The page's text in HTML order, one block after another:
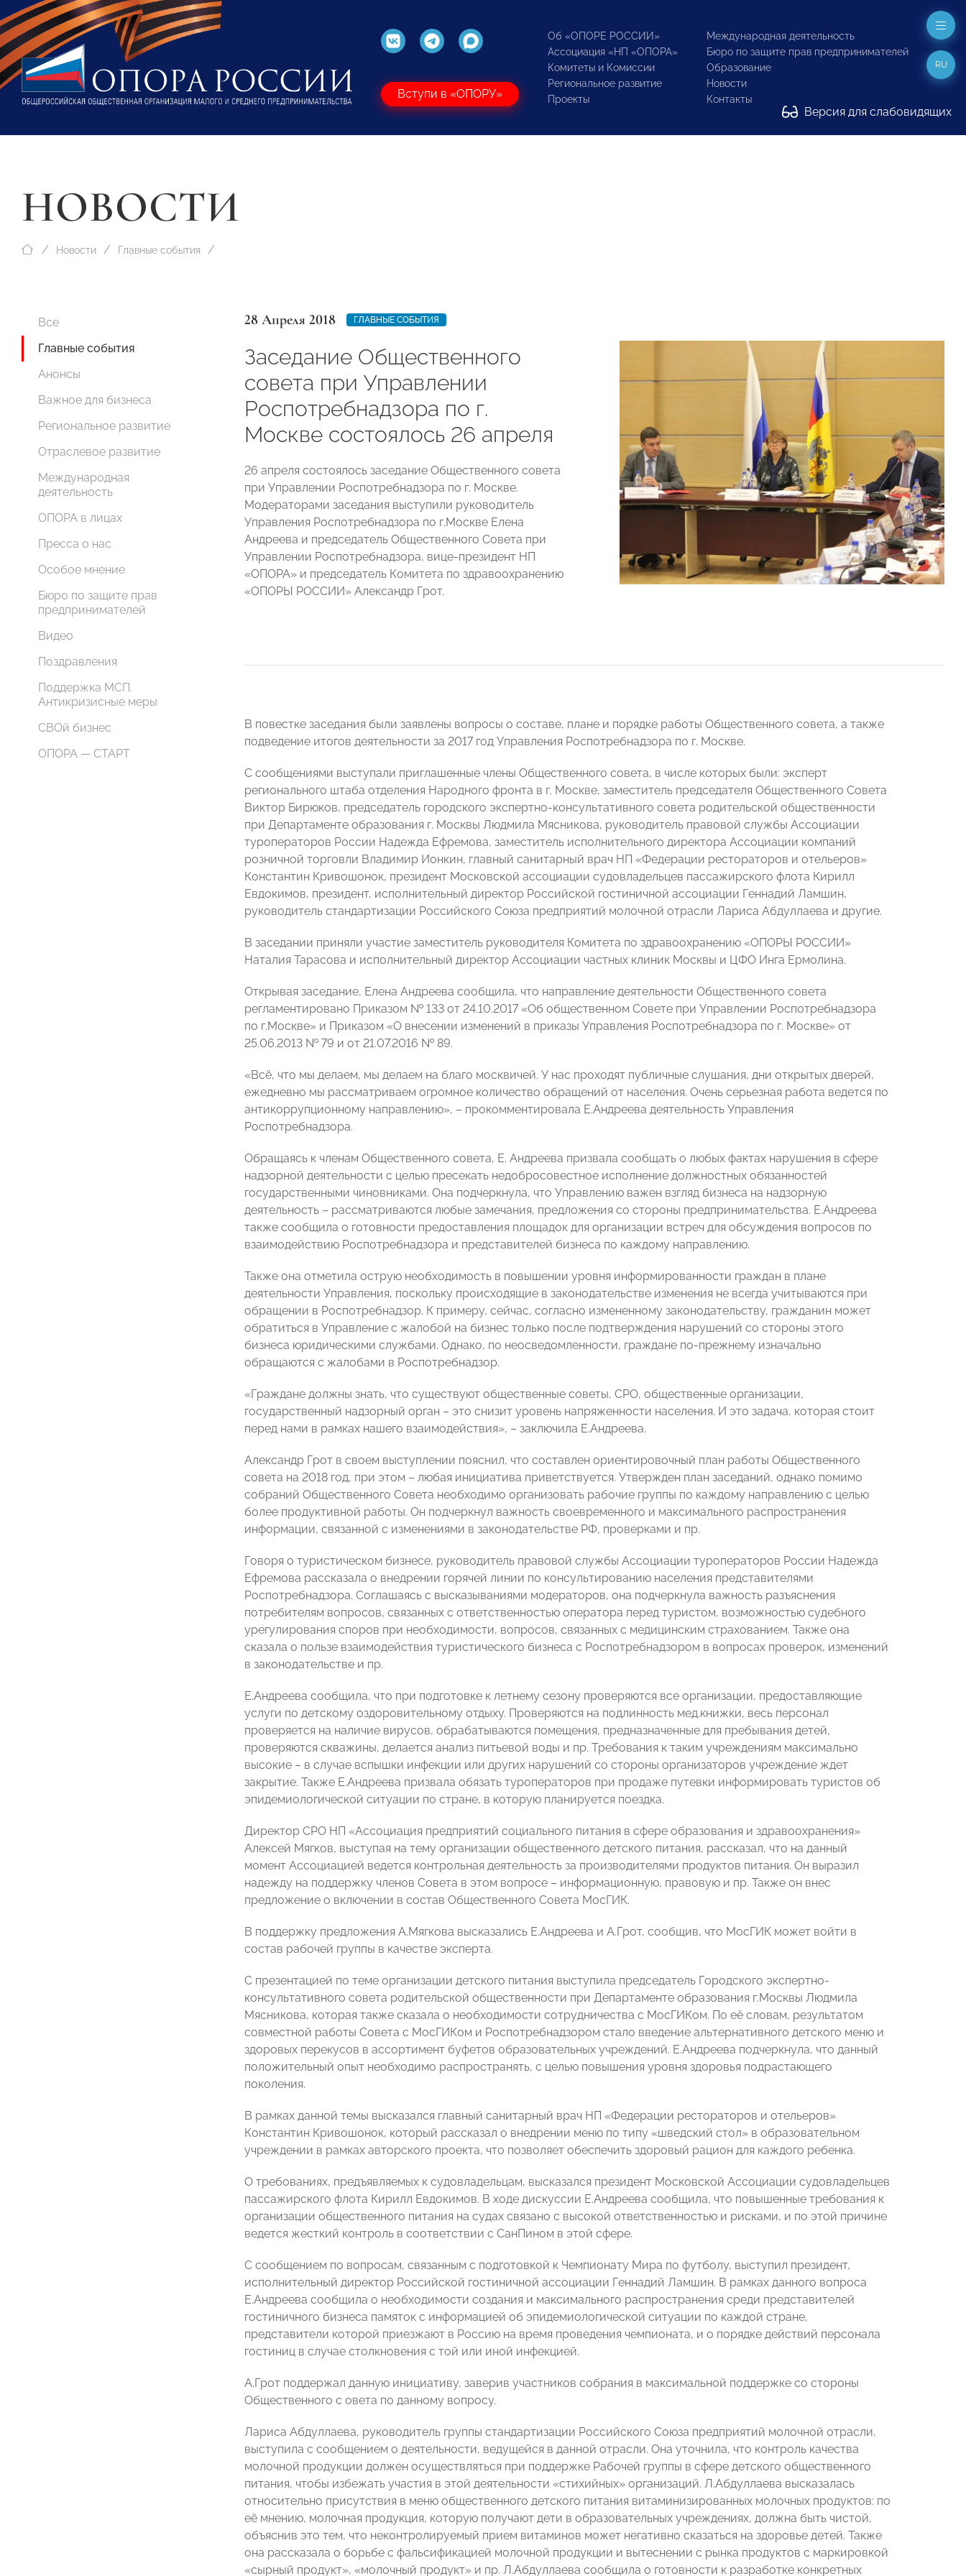
Вступи в «ОПОРУ»
Об «ОПОРЕ РОССИИ»
Ассоциация «НП «ОПОРА»
Комитеты и Комиссии
Региональное развитие
Проекты
Международная деятельность
Бюро по защите прав предпринимателей
Образование
Новости
Контакты
Версия для слабовидящих
RU
НОВОСТИ
Новости Главные события
Все
Главные события
Анонсы
Важное для бизнеса
Региональное развитие
Отраслевое развитие
Международная
деятельность
ОПОРА в лицах
Пресса о нас
Особое мнение
Бюро по защите прав
предпринимателей
Видео
Поздравления
Поддержка МСП.
Антикризисные меры
СВОй бизнес
ОПОРА — СТАРТ
28 Апреля 2018 ГЛАВНЫЕ СОБЫТИЯ
Заседание Общественного
совета при Управлении
Роспотребнадзора по г.
Москве состоялось 26 апреля
26 апреля состоялось заседание Общественного совета
при Управлении Роспотребнадзора по г. Москве.
Модераторами заседания выступили руководитель
Управления Роспотребнадзора по г.Москве Елена
Андреева и председатель Общественного Совета при
Управлении Роспотребнадзора, вице-президент НП
«ОПОРА» и председатель Комитета по здравоохранению
«ОПОРЫ РОССИИ» Александр Грот.
В повестке заседания были заявлены вопросы о составе, плане и порядке работы Общественного совета, а также
подведение итогов деятельности за 2017 год Управления Роспотребнадзора по г. Москве.
С сообщениями выступали приглашенные члены Общественного совета, в числе которых были: эксперт
регионального штаба отделения Народного фронта в г. Москве, заместитель председателя Общественного Совета
Виктор Бирюков, председатель городского экспертно-консультативного совета родительской общественности
при Департаменте образования г. Москвы Людмила Мясникова, руководитель правовой службы Ассоциации
туроператоров России Надежда Ефремова, заместитель исполнительного директора Ассоциации компаний
розничной торговли Владимир Ионкин, главный санитарный врач НП «Федерации рестораторов и отельеров»
Константин Кривошонок, президент Московской ассоциации судовладельцев пассажирского флота Кирилл
Евдокимов, президент, исполнительный директор Российской гостиничной ассоциации Геннадий Ламшин,
руководитель стандартизации Российского Союза предприятий молочной отрасли Лариса Абдуллаева и другие.
В заседании приняли участие заместитель руководителя Комитета по здравоохранению «ОПОРЫ РОССИИ»
Наталия Тарасова и исполнительный директор Ассоциации частных клиник Москвы и ЦФО Инга Ермолина.
Открывая заседание, Елена Андреева сообщила, что направление деятельности Общественного совета
регламентировано Приказом № 133 от 24.10.2017 «Об общественном Совете при Управлении Роспотребнадзора
по г.Москве» и Приказом «О внесении изменений в приказы Управления Роспотребнадзора по г. Москве» от
25.06.2013 № 79 и от 21.07.2016 № 89.
«Всё, что мы делаем, мы делаем на благо москвичей. У нас проходят публичные слушания, дни открытых дверей,
ежедневно мы рассматриваем огромное количество обращений от населения. Очень серьезная работа ведется по
антикоррупционному направлению», – прокомментировала Е.Андреева деятельность Управления
Роспотребнадзора.
Обращаясь к членам Общественного совета, Е. Андреева призвала сообщать о любых фактах нарушения в сфере
надзорной деятельности с целью пресекать недобросовестное исполнение должностных обязанностей
государственными чиновниками. Она подчеркнула, что Управлению важен взгляд бизнеса на надзорную
деятельность – рассматриваются любые замечания, предложения со стороны предпринимательства. Е.Андреева
также сообщила о готовности предоставления площадок для организации встреч для обсуждения вопросов по
взаимодействию Роспотребнадзора и представителей бизнеса по каждому направлению.
Также она отметила острую необходимость в повышении уровня информированности граждан в плане
деятельности Управления, поскольку происходящие в законодательстве изменения не всегда учитываются при
обращении в Роспотребнадзор. К примеру, сейчас, согласно измененному законодательству, гражданин может
обратиться в Управление с жалобой на бизнес только после подтверждения нарушений со стороны этого
бизнеса юридическими службами. Однако, по неосведомленности, граждане по-прежнему изначально
обращаются с жалобами в Роспотребнадзор.
«Граждане должны знать, что существуют общественные советы, СРО, общественные организации,
государственный надзорный орган – это снизит уровень напряженности населения. И это задача, которая стоит
перед нами в рамках нашего взаимодействия», – заключила Е.Андреева.
Александр Грот в своем выступлении пояснил, что составлен ориентировочный план работы Общественного
совета на 2018 год, при этом – любая инициатива приветствуется. Утвержден план заседаний, однако помимо
собраний Общественного Совета необходимо организовать рабочие группы по каждому направлению с целью
более продуктивной работы. Он подчеркнул важность своевременного и максимального распространения
информации, связанной с изменениями в законодательстве РФ, проверками и пр.
Говоря о туристическом бизнесе, руководитель правовой службы Ассоциации туроператоров России Надежда
Ефремова рассказала о внедрении горячей линии по консультированию населения представителями
Роспотребнадзора. Соглашаясь с высказываниями модераторов, она подчеркнула важность разъяснения
потребителям вопросов, связанных с ответственностью оператора перед туристом, возможностью судебного
урегулирования споров при необходимости, вопросов, связанных с медицинским страхованием. Также она
сказала о пользе взаимодействия туристического бизнеса с Роспотребнадзором в вопросах проверок, изменений
в законодательстве и пр.
Е.Андреева сообщила, что при подготовке к летнему сезону проверяются все организации, предоставляющие
услуги по детскому оздоровительному отдыху. Проверяются на подлинность мед.книжки, весь персонал
проверяется на наличие вирусов, обрабатываются помещения, предназначенные для пребывания детей,
проверяются скважины, делается анализ питьевой воды и пр. Требования к таким учреждениям максимально
высокие – в случае вспышки инфекции или других нарушений со стороны организаторов учреждение ждет
закрытие. Также Е.Андреева призвала обязать туроператоров при продаже путевки информировать туристов об
эпидемиологической ситуации по стране, в которую планируется поездка.
Директор СРО НП «Ассоциация предприятий социального питания в сфере образования и здравоохранения»
Алексей Мягков, выступая на тему организации общественного детского питания, рассказал, что на данный
момент Ассоциацией ведется контрольная деятельность за производителями продуктов питания. Он выразил
надежду на поддержку членов Совета в этом вопросе – информационную, правовую и пр. Также он внес
предложение о включении в состав Общественного Совета МосГИК.
В поддержку предложения А.Мягкова высказались Е.Андреева и А.Грот, сообщив, что МосГИК может войти в
состав рабочей группы в качестве эксперта.
С презентацией по теме организации детского питания выступила председатель Городского экспертно-
консультативного совета родительской общественности при Департаменте образования г.Москвы Людмила
Мясникова, которая также сказала о необходимости сотрудничества с МосГИКом. По её словам, результатом
совместной работы Совета с МосГИКом и Роспотребнадзором стало введение альтернативного детского меню и
здоровых перекусов в ассортимент буфетов образовательных учреждений. Е.Андреева подчеркнула, что данный
положительный опыт необходимо распространять, с целью повышения уровня здоровья подрастающего
поколения.
В рамках данной темы высказался главный санитарный врач НП «Федерации рестораторов и отельеров»
Константин Кривошонок, который рассказал о внедрении меню по типу «шведский стол» в образовательном
учреждении в рамках авторского проекта, что позволяет обеспечить здоровый рацион для каждого ребенка.
О требованиях, предъявляемых к судовладельцам, высказался президент Московской Ассоциации судовладельцев
пассажирского флота Кирилл Евдокимов. В ходе дискуссии Е.Андреева сообщила, что повышенные требования к
организации общественного питания на судах связано с высокой ответственностью и рисками, и по этой причине
ведется жесткий контроль в соответствии с СанПином в этой сфере.
С сообщением по вопросам, связанным с подготовкой к Чемпионату Мира по футболу, выступил президент,
исполнительный директор Российской гостиничной ассоциации Геннадий Ламшин. В рамках данного вопроса
Е.Андреева сообщила о необходимости создания и максимального распространения среди представителей
гостиничного бизнеса памяток с информацией об эпидемиологической ситуации по каждой стране,
представители которой приезжают в Россию на время проведения чемпионата, и о порядке действий персонала
гостиниц в случае столкновения с той или иной инфекцией.
А.Грот поддержал данную инициативу, заверив участников собрания в максимальной поддержке со стороны
Общественного с овета по данному вопросу.
Лариса Абдуллаева, руководитель группы стандартизации Российского Союза предприятий молочной отрасли,
выступила с сообщением о деятельности, ведущейся в данной отрасли. Она уточнила, что контроль качества
молочной продукции должен осуществляться при поддержке Рабочей группы в сфере детского общественного
питания, чтобы избежать участия в этой деятельности «стихийных» организаций. Л.Абдуллаева высказалась
относительно присутствия в меню общественного детского питания витаминизированных молочных продуктов: по
её мнению, молочная продукция, которую получают дети в образовательных учреждениях, должна быть чистой,
объяснив это тем, что неконтролируемый прием витаминов может негативно сказаться на здоровье детей. Также
она рассказала о борьбе с фальсификацией молочной продукции и вытеснении с рынка продуктов с маркировкой
«сырный продукт», «молочный продукт» и пр. Л.Абдуллаева сообщила о готовности к разработке конкретных